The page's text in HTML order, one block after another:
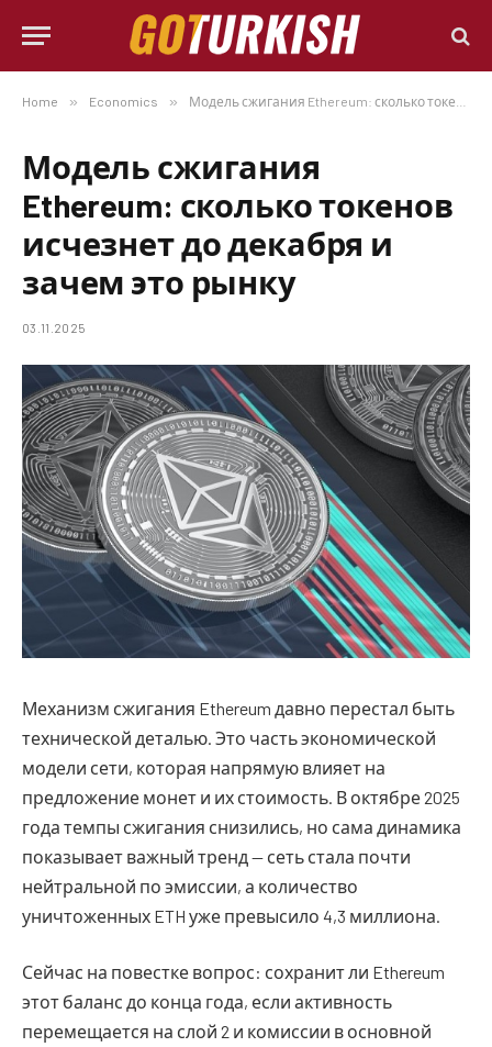
Home » Economics » Модель сжигания Ethereum: сколько токенов исчезнет до декабря и зачем это рынку
Модель сжигания
Ethereum: сколько токенов
исчезнет до декабря и
зачем это рынку
03.11.2025
Механизм сжигания Ethereum давно перестал быть
технической деталью. Это часть экономической
модели сети, которая напрямую влияет на
предложение монет и их стоимость. В октябре 2025
года темпы сжигания снизились, но сама динамика
показывает важный тренд — сеть стала почти
нейтральной по эмиссии, а количество
уничтоженных ETH уже превысило 4,3 миллиона.
Сейчас на повестке вопрос: сохранит ли Ethereum
этот баланс до конца года, если активность
перемещается на слой 2 и комиссии в основной